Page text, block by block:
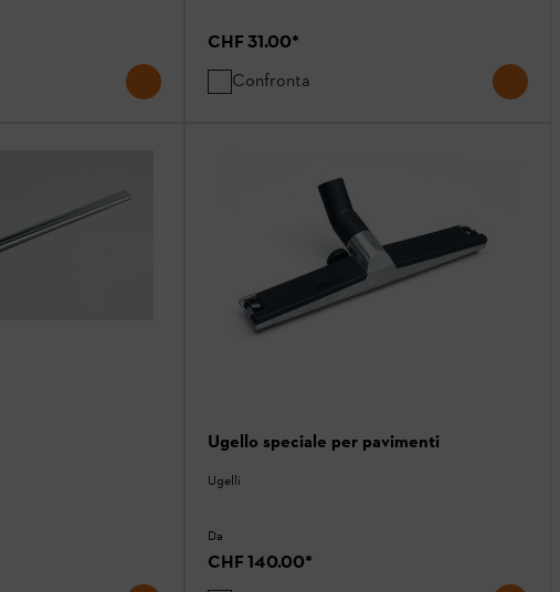
CHF 31.00*
Confronta
Ugello speciale per pavimenti
Ugelli
Da
CHF 140.00*